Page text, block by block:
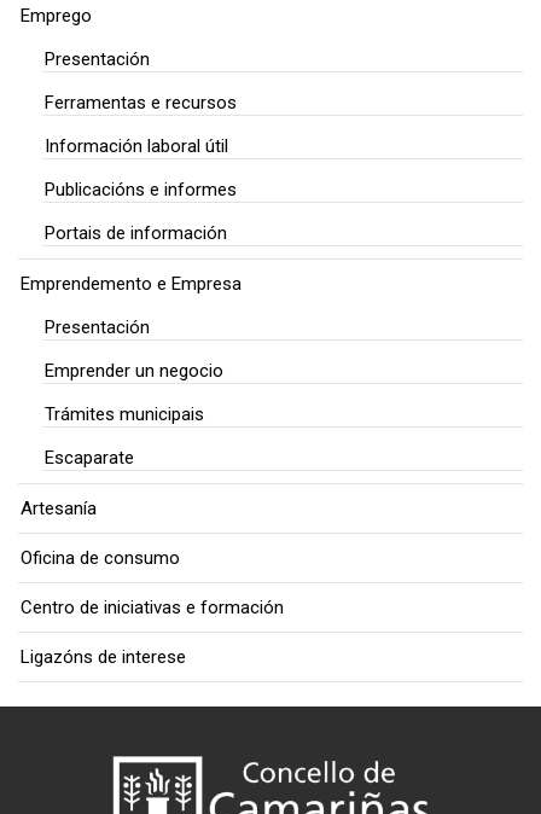
Emprego
Presentación
Ferramentas e recursos
Información laboral útil
Publicacións e informes
Portais de información
Emprendemento e Empresa
Presentación
Emprender un negocio
Trámites municipais
Escaparate
Artesanía
Oficina de consumo
Centro de iniciativas e formación
Ligazóns de interese